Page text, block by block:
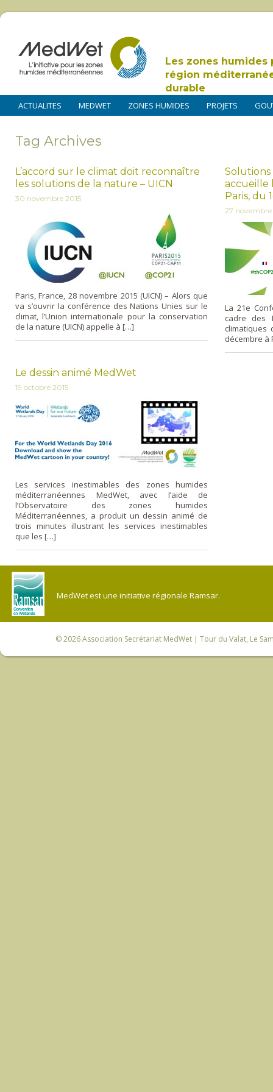
Les zones humides
région
durable
ACTUALITES MEDWET ZONES HUMIDES PROJETS
Tag Archives
L’accord sur le climat doit reconnaître
les solutions de la nature – UICN
30 novembre 2015
Paris, France, 28 novembre 2015 (UICN) – Alors que
va s’ouvrir la conférence des Nations Unies sur le
climat, l’Union internationale pour la conservation
de la nature (UICN) appelle à […]
accueille
Paris, du
27 novembre
La 21e
cadre des
décembre à
Le dessin animé MedWet
19 octobre 2015
Les services inestimables des zones humides
méditerranéennes MedWet, avec l’aide de
l’Observatoire des zones humides
Méditerranéennes, a produit un dessin animé de
trois minutes illustrant les services inestimables
que les […]
MedWet est une initiative régionale Ramsar.
© 2026Association Secrétariat MedWet | Tour du Valat, Le